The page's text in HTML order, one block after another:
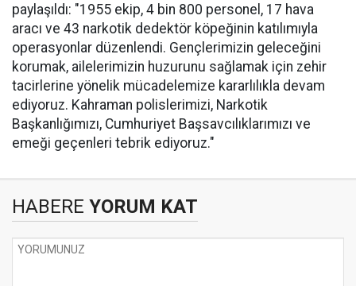
paylaşıldı: "1955 ekip, 4 bin 800 personel, 17 hava
aracı ve 43 narkotik dedektör köpeğinin katılımıyla
operasyonlar düzenlendi. Gençlerimizin geleceğini
korumak, ailelerimizin huzurunu sağlamak için zehir
tacirlerine yönelik mücadelemize kararlılıkla devam
ediyoruz. Kahraman polislerimizi, Narkotik
Başkanlığımızı, Cumhuriyet Başsavcılıklarımızı ve
emeği geçenleri tebrik ediyoruz."
HABERE YORUM KAT